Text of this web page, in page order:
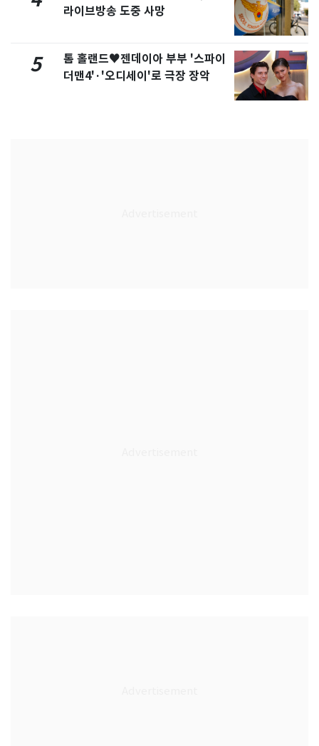
라이브방송 도중 사망
5
톰 홀랜드♥젠데이아 부부 '스파이
더맨4'·'오디세이'로 극장 장악